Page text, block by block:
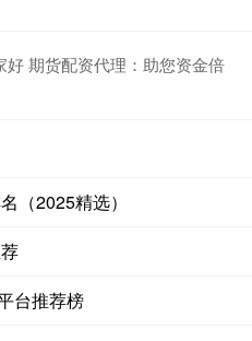
好 期货配资代理：助您资金倍
（2025精选）
台推荐榜